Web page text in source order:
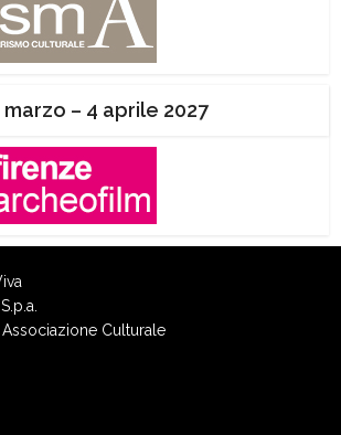
marzo – 4 aprile 2027
Associazione Culturale